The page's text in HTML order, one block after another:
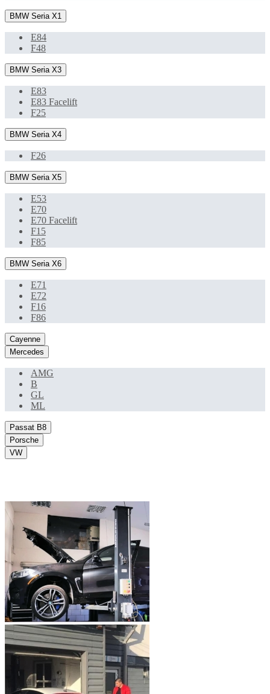
BMW Seria X1
E84
F48
BMW Seria X3
E83
E83 Facelift
F25
BMW Seria X4
F26
BMW Seria X5
E53
E70
E70 Facelift
F15
F85
BMW Seria X6
E71
E72
F16
F86
Cayenne
Mercedes
AMG
B
GL
ML
Passat B8
Porsche
VW